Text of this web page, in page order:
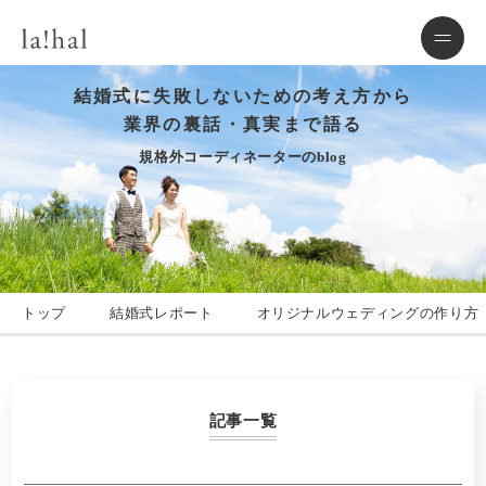
結婚式に失敗しないための考え方から
業界の裏話・真実まで語る
規格外コーディネーターのblog
トップ 結婚式レポート オリジナルウェディングの作り方
記事一覧